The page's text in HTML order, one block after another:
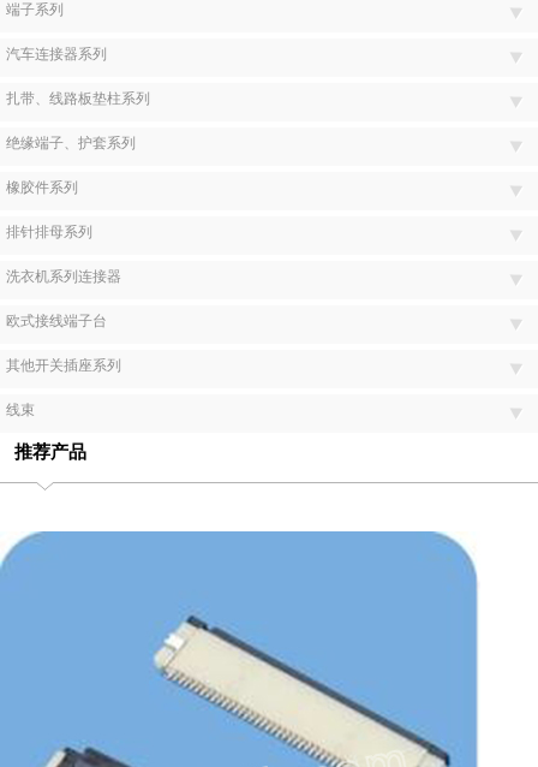
端子系列
汽车连接器系列
扎带、线路板垫柱系列
绝缘端子、护套系列
橡胶件系列
排针排母系列
洗衣机系列连接器
欧式接线端子台
其他开关插座系列
线束
推荐产品